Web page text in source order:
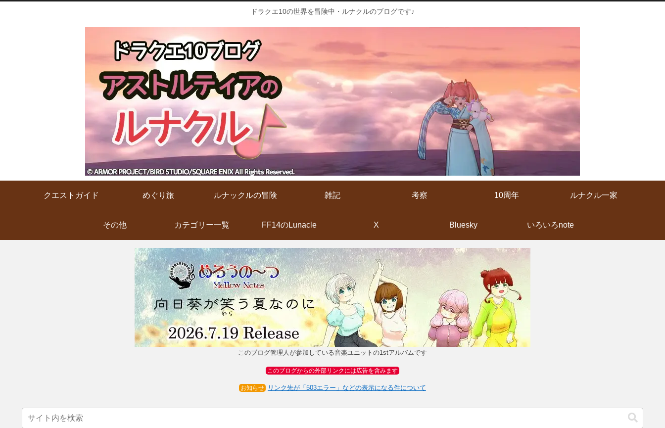
ドラクエ10の世界を冒険中・ルナクルのブログです♪
クエストガイド めぐり旅 ルナックルの冒険 雑記 考察 10周年 ルナクル一家
その他 カテゴリー一覧 FF14のLunacle X Bluesky いろいろnote
このブログ管理人が参加している音楽ユニットの1stアルバムです
このブログからの外部リンクには広告を含みます
お知らせ リンク先が「503エラー」などの表示になる件について